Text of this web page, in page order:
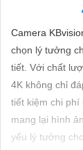
LẮP
ĐẶT
PHỤ
KIỆN
Camera
chọn lý tưởng
tiết. Với chất
4K không chỉ
tiết kiệm chi phí
mang lại hình
yếu lý tưởng